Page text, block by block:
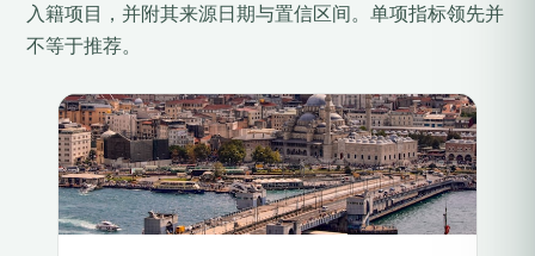
入籍项目，并附其来源日期与置信区间。单项指标领先并
不等于推荐。